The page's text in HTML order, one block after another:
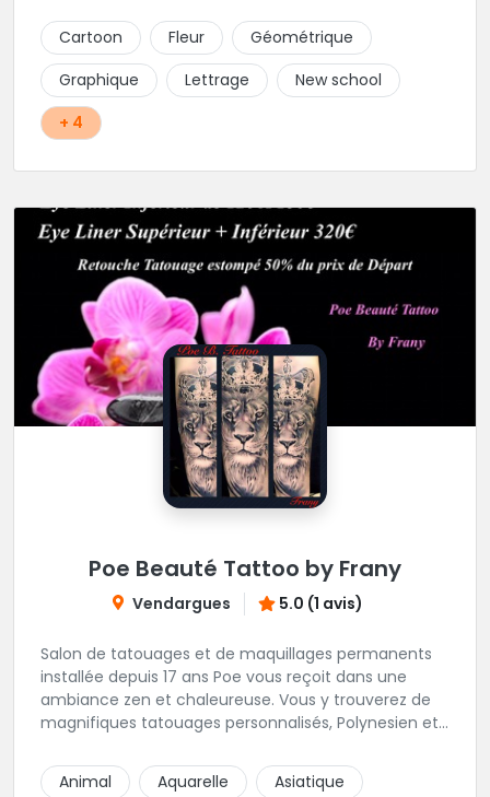
au projet perso, ils savent presque tout faire et vous
offrons un accompagnement propice à sublimer vos
idées. En plein centre de la ville, cadre et ambiance
génial, hygiène impeccable, leurs faire une critique
m'est bien difficile!
Cartoon Fleur
Géométrique
Graphique
Lettrage
New school
+ 4
Poe Beauté Tattoo by Frany
Vendargues 5.0 (1 avis)
Salon de tatouages et de maquillages permanents
installée depuis 17 ans Poe vous reçoit dans une
ambiance zen et chaleureuse. Vous y trouverez de
magnifiques tatouages personnalisés, Polynesien et
permanents/artistiques ainsi que des prestations de
Piercings.
Animal Aquarelle Asiatique